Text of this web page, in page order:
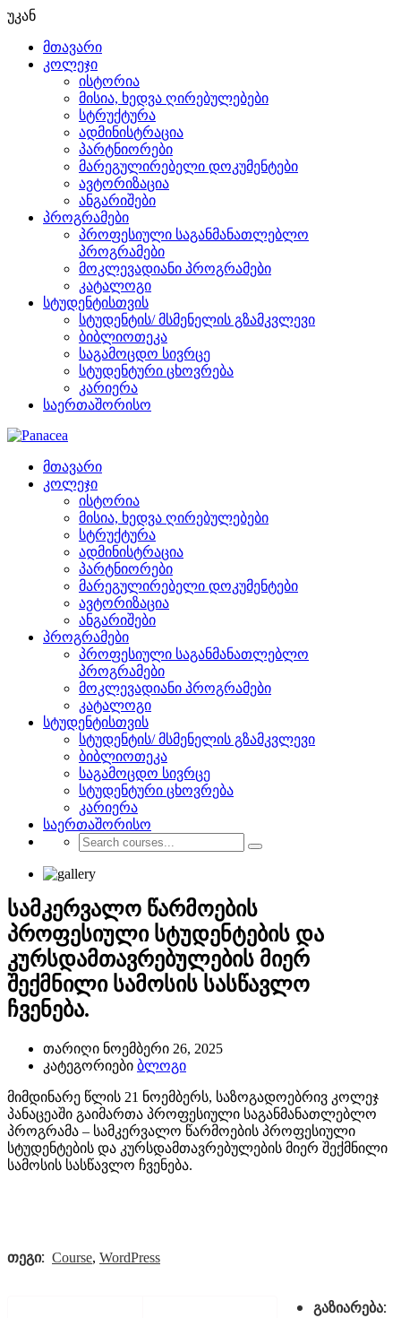
უკან
მთავარი
კოლეჯი
ისტორია
მისია, ხედვა ღირებულებები
სტრუქტურა
ადმინისტრაცია
პარტნიორები
მარეგულირებელი დოკუმენტები
ავტორიზაცია
ანგარიშები
პროგრამები
პროფესიული საგანმანათლებლო
პროგრამები
მოკლევადიანი პროგრამები
კატალოგი
სტუდენტისთვის
სტუდენტის/ მსმენელის გზამკვლევი
ბიბლიოთეკა
საგამოცდო სივრცე
სტუდენტური ცხოვრება
კარიერა
საერთაშორისო
მთავარი
კოლეჯი
ისტორია
მისია, ხედვა ღირებულებები
სტრუქტურა
ადმინისტრაცია
პარტნიორები
მარეგულირებელი დოკუმენტები
ავტორიზაცია
ანგარიშები
პროგრამები
პროფესიული საგანმანათლებლო
პროგრამები
მოკლევადიანი პროგრამები
კატალოგი
სტუდენტისთვის
სტუდენტის/ მსმენელის გზამკვლევი
ბიბლიოთეკა
საგამოცდო სივრცე
სტუდენტური ცხოვრება
კარიერა
საერთაშორისო
სამკერვალო წარმოების
პროფესიული სტუდენტების და
კურსდამთავრებულების მიერ
შექმნილი სამოსის სასწავლო
ჩვენება.
თარიღი ნოემბერი 26, 2025
კატეგორიები ბლოგი
მიმდინარე წლის 21 ნოემბერს, საზოგადოებრივ კოლეჯ
პანაცეაში გაიმართა პროფესიული საგანმანათლებლო
პროგრამა – სამკერვალო წარმოების პროფესიული
სტუდენტების და კურსდამთავრებულების მიერ შექმნილი
სამოსის სასწავლო ჩვენება.
თეგი: Course, WordPress
გაზიარება: